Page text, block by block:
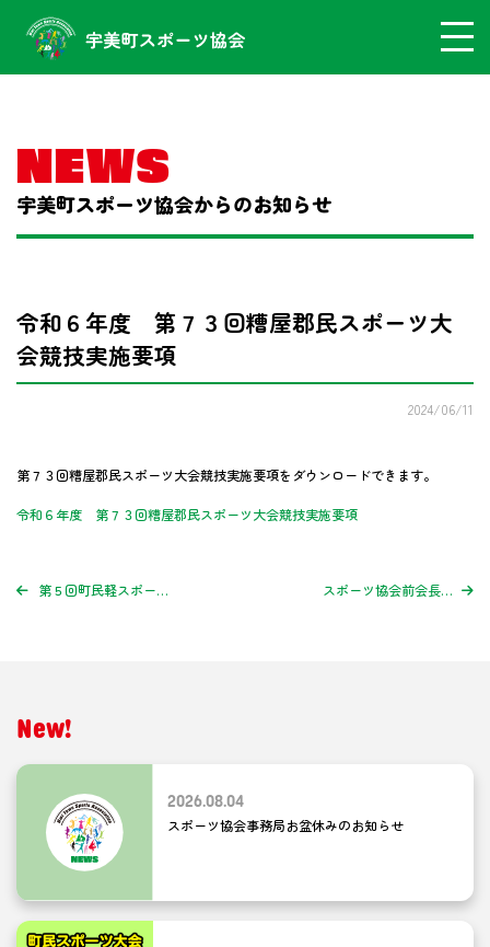
NEWS
宇美町スポーツ協会からのお知らせ
令和６年度 第７３回糟屋郡民スポーツ大
会競技実施要項
2024/06/11
第７３回糟屋郡民スポーツ大会競技実施要項をダウンロードできます。
令和６年度 第７３回糟屋郡民スポーツ大会競技実施要項
第５回町民軽スポーツ大会参加者募集中！※参加者募集は締め切りました。 スポーツ協会前会長の宮内作良さんが糟屋地区社会教育振興会の表彰を受けられました
New!
2026.08.04
スポーツ協会事務局お盆休みのお知らせ